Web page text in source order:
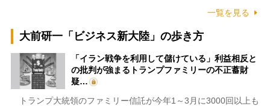
一覧を見る
大前研一「ビジネス新大陸」の歩き方
「イラン戦争を利用して儲けている」利益相反と
の批判が強まるトランプファミリーの不正蓄財
疑…
トランプ大統領のファミリー信託が今年1～3月に3000回以上も